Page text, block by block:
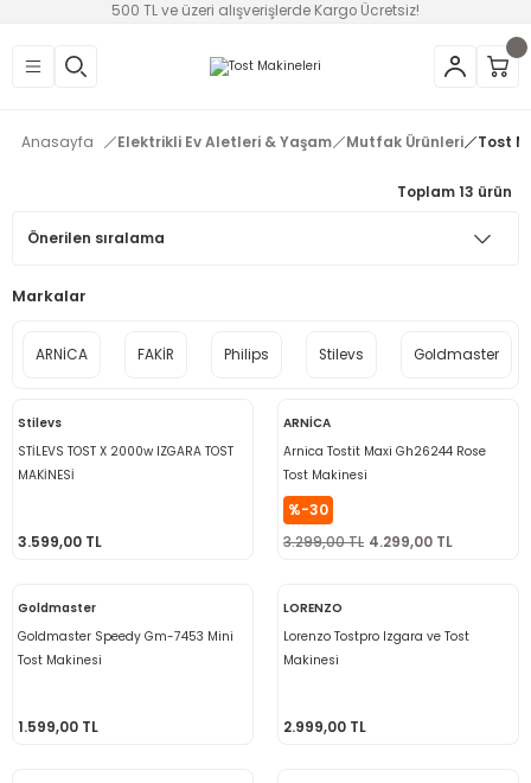
500 TL ve üzeri alışverişlerde Kargo Ücretsiz!
Sistemleri
Anasayfa Elektrikli Ev Aletleri & Yaşam Mutfak Ürünleri Tost
Toplam 13 ürün
Markalar
ARNİCA FAKİR Philips Stilevs Goldmaster
Stilevs
STİLEVS TOST X 2000w IZGARA TOST
MAKİNESİ
3.599,00 TL
ARNİCA
Arnica Tostit Maxi Gh26244 Rose
Tost Makinesi
%-30
3.299,00 TL 4.299,00 TL
Goldmaster
Goldmaster Speedy Gm-7453 Mini
Tost Makinesi
1.599,00 TL
LORENZO
Lorenzo Tostpro Izgara ve Tost
Makinesi
2.999,00 TL